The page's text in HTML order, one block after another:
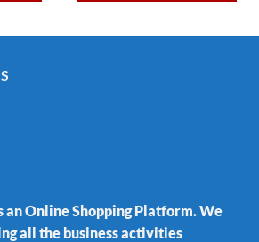
an Online Shopping Platform. We
all the business activities